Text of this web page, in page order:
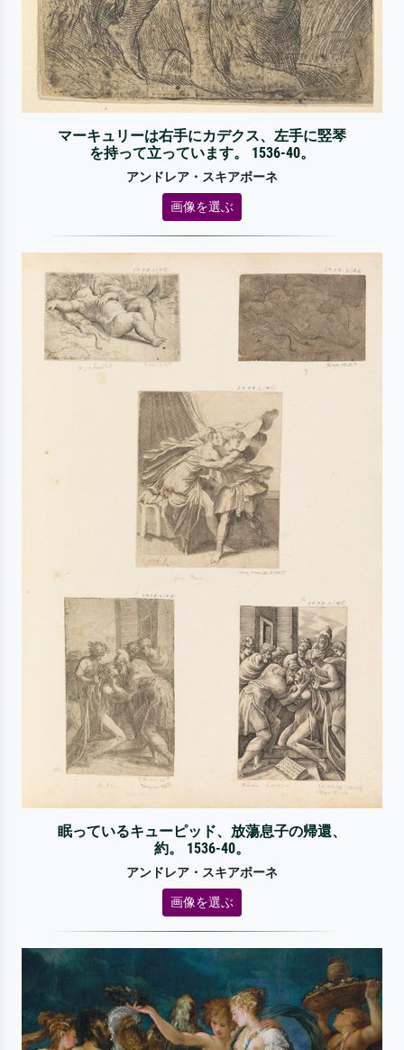
マーキュリーは右手にカデクス、左手に竪琴
を持って立っています。 1536-40。
アンドレア・スキアボーネ
画像を選ぶ
眠っているキューピッド、放蕩息子の帰還、
約。 1536-40。
アンドレア・スキアボーネ
画像を選ぶ